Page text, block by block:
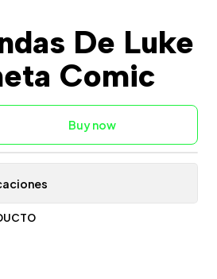
De Luke
Comic
Buy now